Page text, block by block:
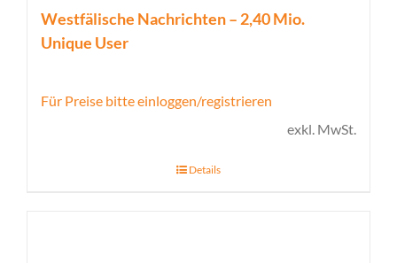
Westfälische Nachrichten – 2,40 Mio.
Unique User
Für Preise bitte einloggen/registrieren
exkl. MwSt.
Details